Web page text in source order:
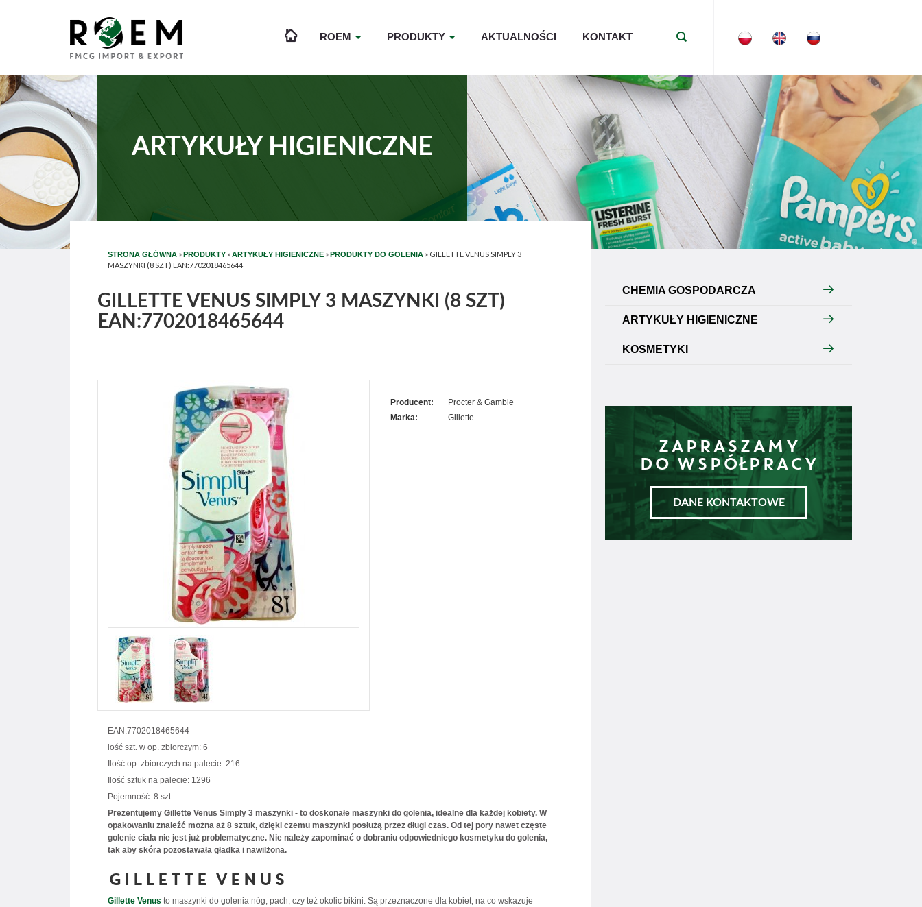
ROEM PRODUKTY AKTUALNOŚCI KONTAKT
ARTYKUŁY HIGIENICZNE
STRONA GŁÓWNA »PRODUKTY »ARTYKUŁY HIGIENICZNE »PRODUKTY DO GOLENIA » GILLETTE VENUS SIMPLY 3
MASZYNKI (8 SZT) EAN:7702018465644
GILLETTE VENUS SIMPLY 3 MASZYNKI (8 SZT)
EAN:7702018465644
Producent:
Procter & Gamble
Marka:
Gillette
EAN:7702018465644
lość szt. w op. zbiorczym: 6
Ilość op. zbiorczych na palecie: 216
Ilość sztuk na palecie: 1296
Pojemność: 8 szt.
Prezentujemy Gillette Venus Simply 3 maszynki - to doskonałe maszynki do golenia, idealne dla każdej kobiety. W
opakowaniu znaleźć można aż 8 sztuk, dzięki czemu maszynki posłużą przez długi czas. Od tej pory nawet częste
golenie ciała nie jest już problematyczne. Nie należy zapominać o dobraniu odpowiedniego kosmetyku do golenia,
tak aby skóra pozostawała gładka i nawilżona.
Gillette Venus
Gillette Venus to maszynki do golenia nóg, pach, czy też okolic bikini. Są przeznaczone dla kobiet, na co wskazuje
CHEMIA GOSPODARCZA
ARTYKUŁY HIGIENICZNE
KOSMETYKI
ZAPRASZAMY
DO WSPÓŁPRACY
DANE KONTAKTOWE